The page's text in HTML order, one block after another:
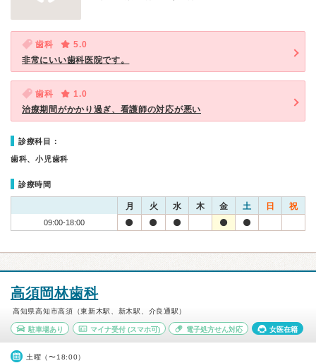
歯科
5.0
非常にいい歯科医院です。
歯科
1.0
治療期間がかかり過ぎ、看護師の対応が悪い
診療科目：
歯科、小児歯科
診療時間
月 火 水 木 金 土 日 祝
09:00-18:00
高須岡林歯科
高知県高知市高須（東新木駅、新木駅、介良通駅）
駐車場あり マイナ受付(スマホ可) 電子処方せん対応 女医在籍
土曜（〜18:00）